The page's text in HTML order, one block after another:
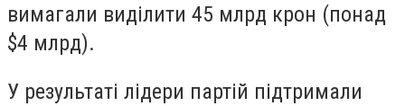
вимагали виділити 45 млрд крон (понад
$4 млрд).
У результаті лідери партій підтримали